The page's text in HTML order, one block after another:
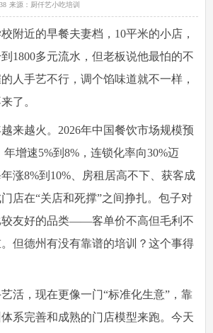
来源： 厨仟艺小吃培训
附近的早餐夫妻档，10平米的小店，
1800多元流水，但老板说他最怕的不
人手艺不行，调个馅味道就不一样，
了。
来越火。2026年中国餐饮市场规模预
增速5%到8%，连锁化率向30%迈
涨8%到10%、房租居高不下、获客成
店在“关店和死撑”之间挣扎。包子对
较友好的品类——客单价不高但毛利不
但德州有没有靠谱的培训？这个事得
活，现在更像一门“标准化生意”，靠
系完善和成熟的门店模型来跑。今天